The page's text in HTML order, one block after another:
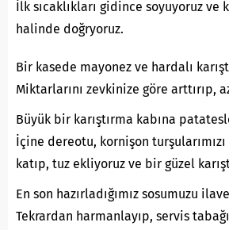
İlk sıcaklıkları gidince soyuyoruz ve
halinde doğryoruz.
Bir kasede mayonez ve hardalı
Miktarlarını zevkinize göre arttırıp,
Büyük bir karıştırma kabına
İçine dereotu, kornişon
katıp, tuz ekliyoruz ve bir güzel
En son hazırladığımız sosumuzu
Tekrardan harmanlayıp, servis